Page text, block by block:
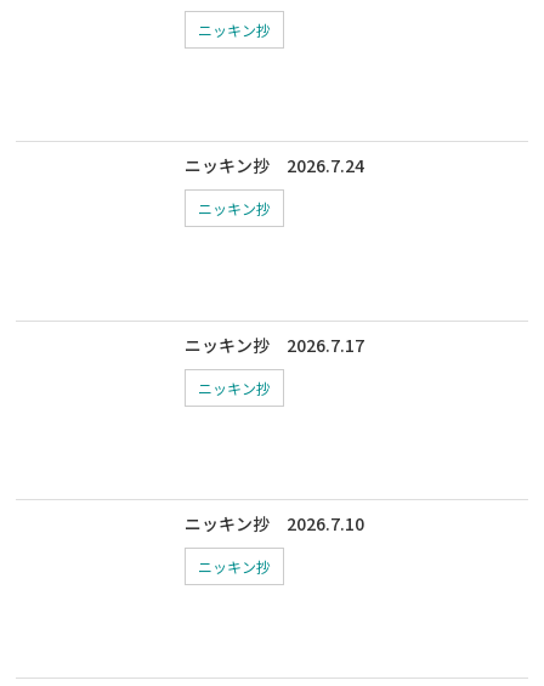
ニッキン抄
ニッキン抄 2026.7.24
ニッキン抄
ニッキン抄 2026.7.17
ニッキン抄
ニッキン抄 2026.7.10
ニッキン抄